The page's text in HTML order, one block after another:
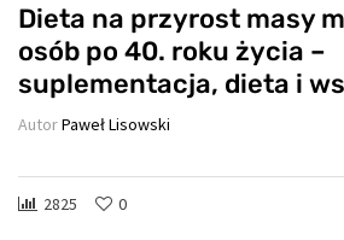
Dieta na przyrost masy
osób po 40. roku życia –
suplementacja, dieta i
AutorPaweł Lisowski
2825 0